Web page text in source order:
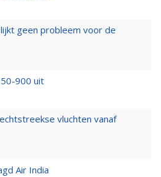
geen probleem voor de
900 uit
vluchten vanaf
Air India